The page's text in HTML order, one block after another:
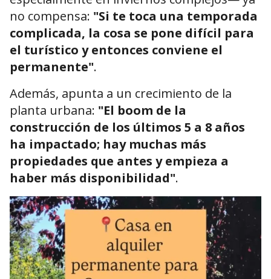
no compensa: "Si te toca una temporada
complicada, la cosa se pone difícil para
el turístico y entonces conviene el
permanente".
Además, apunta a un crecimiento de la
planta urbana: "El boom de la
construcción de los últimos 5 a 8 años
ha impactado; hay muchas más
propiedades que antes y empieza a
haber más disponibilidad".